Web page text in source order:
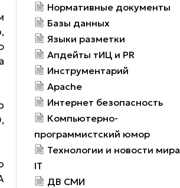
Нормативные документы
Базы данных
Языки разметки
Апдейты тИЦ и PR
Инструментарий
Apache
Интернет безопасность
Компьютерно-
программистский юмор
Технологии и новости мира
IT
ДВ СМИ